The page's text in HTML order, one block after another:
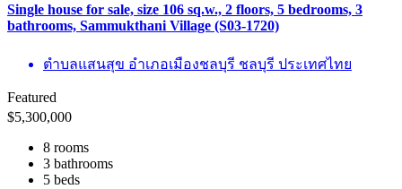
Single house for sale, size 106 sq.w., 2 floors, 5 bedrooms, 3
bathrooms, Sammukthani Village (S03-1720)
ตำบลแสนสุข อำเภอเมืองชลบุรี ชลบุรี ประเทศไทย
Featured
$5,300,000
8 rooms
3 bathrooms
5 beds